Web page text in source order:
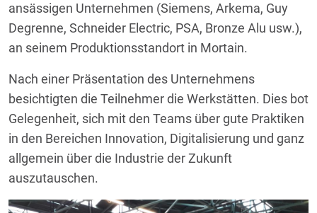
ansässigen Unternehmen (Siemens, Arkema, Guy
Degrenne, Schneider Electric, PSA, Bronze Alu usw.),
an seinem Produktionsstandort in Mortain.
Nach einer Präsentation des Unternehmens
besichtigten die Teilnehmer die Werkstätten. Dies bot
Gelegenheit, sich mit den Teams über gute Praktiken
in den Bereichen Innovation, Digitalisierung und ganz
allgemein über die Industrie der Zukunft
auszutauschen.